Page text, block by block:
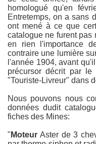
homologué qu'en
Entretemps, on a sans
ont mené à ce que
catalogue ne furent pas
en rien l'importance
contraire une lumière
l'année 1904, avant
précursor décrit par le
"Touriste-Livreur" dans
Nous pouvons nous
données dudit
fiches des Mines:
" Moteur Aster de 3